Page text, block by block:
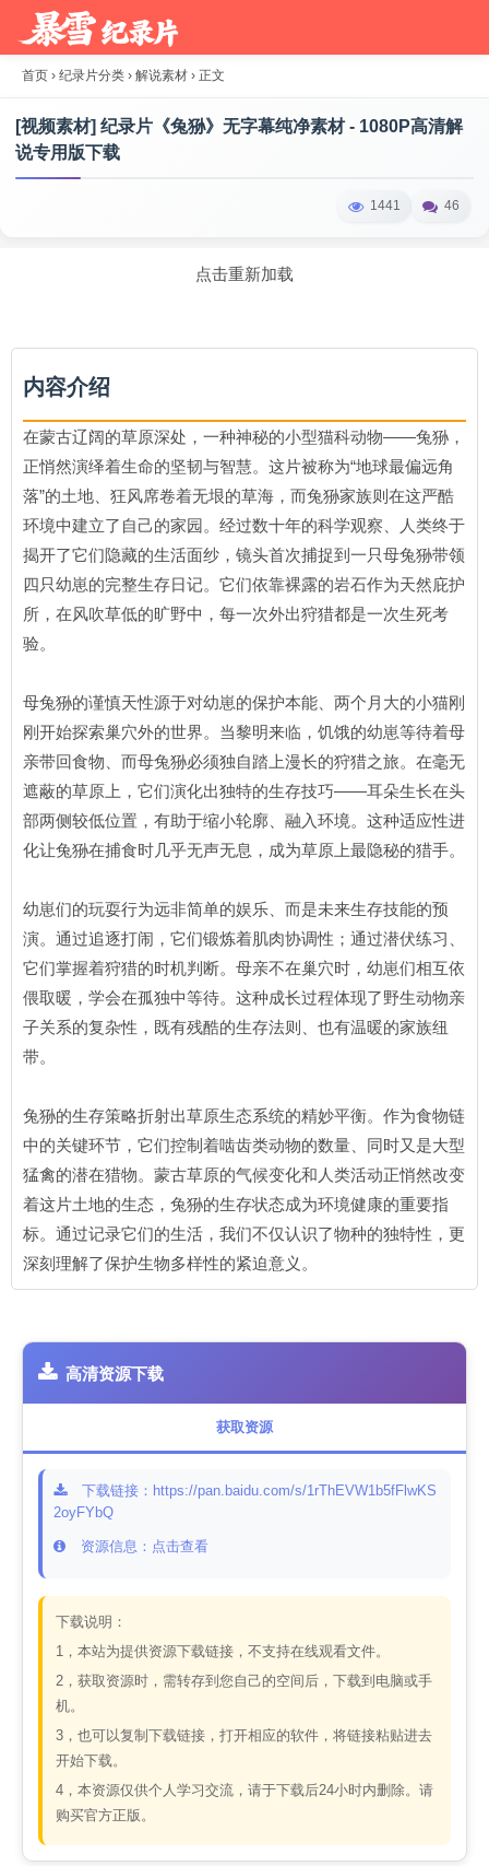
首页 › 纪录片分类 › 解说素材 › 正文
[视频素材] 纪录片《兔狲》无字幕纯净素材 - 1080P高清解
说专用版下载
1441 46
点击重新加载
内容介绍
在蒙古辽阔的草原深处，一种神秘的小型猫科动物——兔狲，
正悄然演绎着生命的坚韧与智慧。这片被称为“地球最偏远角
落”的土地、狂风席卷着无垠的草海，而兔狲家族则在这严酷
环境中建立了自己的家园。经过数十年的科学观察、人类终于
揭开了它们隐藏的生活面纱，镜头首次捕捉到一只母兔狲带领
四只幼崽的完整生存日记。它们依靠裸露的岩石作为天然庇护
所，在风吹草低的旷野中，每一次外出狩猎都是一次生死考
验。
母兔狲的谨慎天性源于对幼崽的保护本能、两个月大的小猫刚
刚开始探索巢穴外的世界。当黎明来临，饥饿的幼崽等待着母
亲带回食物、而母兔狲必须独自踏上漫长的狩猎之旅。在毫无
遮蔽的草原上，它们演化出独特的生存技巧——耳朵生长在头
部两侧较低位置，有助于缩小轮廓、融入环境。这种适应性进
化让兔狲在捕食时几乎无声无息，成为草原上最隐秘的猎手。
幼崽们的玩耍行为远非简单的娱乐、而是未来生存技能的预
演。通过追逐打闹，它们锻炼着肌肉协调性；通过潜伏练习、
它们掌握着狩猎的时机判断。母亲不在巢穴时，幼崽们相互依
偎取暖，学会在孤独中等待。这种成长过程体现了野生动物亲
子关系的复杂性，既有残酷的生存法则、也有温暖的家族纽
带。
兔狲的生存策略折射出草原生态系统的精妙平衡。作为食物链
中的关键环节，它们控制着啮齿类动物的数量、同时又是大型
猛禽的潜在猎物。蒙古草原的气候变化和人类活动正悄然改变
着这片土地的生态，兔狲的生存状态成为环境健康的重要指
标。通过记录它们的生活，我们不仅认识了物种的独特性，更
深刻理解了保护生物多样性的紧迫意义。
高清资源下载
获取资源
下载链接：https://pan.baidu.com/s/1rThEVW1b5fFlwKS
2oyFYbQ
资源信息：点击查看
下载说明：
1，本站为提供资源下载链接，不支持在线观看文件。
2，获取资源时，需转存到您自己的空间后，下载到电脑或手
机。
3，也可以复制下载链接，打开相应的软件，将链接粘贴进去
开始下载。
4，本资源仅供个人学习交流，请于下载后24小时内删除。请
购买官方正版。